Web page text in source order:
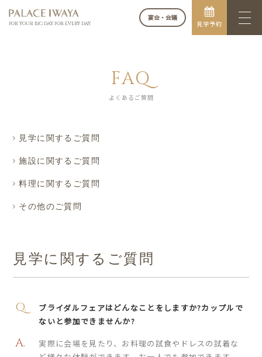
FOR YOUR BIG DAY. FOR EVERY DAY.
宴会・会議
見学予約
FAQ
よくあるご質問
見学に関するご質問
施設に関するご質問
料理に関するご質問
その他のご質問
見学に関するご質問
ブライダルフェアはどんなことをしますか?カップルで
ないと参加できませんか?
実際に会場を見たり、お料理の試食やドレスの試着な